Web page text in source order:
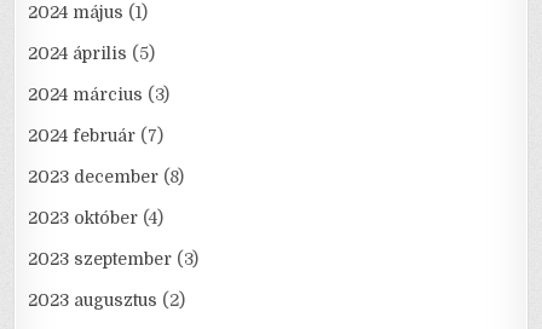
2024 május (1)
2024 április (5)
2024 március (3)
2024 február (7)
2023 december (8)
2023 október (4)
2023 szeptember (3)
2023 augusztus (2)